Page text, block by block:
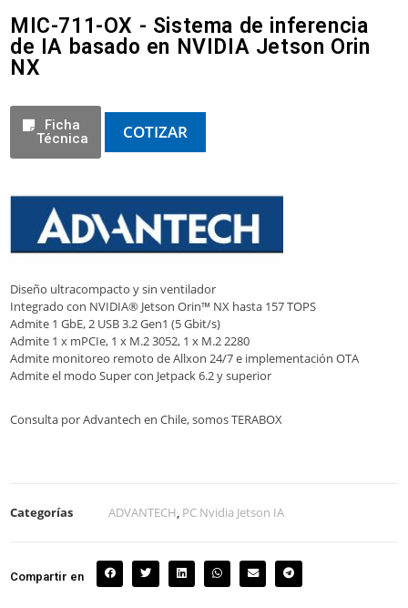
MIC-711-OX - Sistema de inferencia
de IA basado en NVIDIA Jetson Orin
NX
Ficha
Técnica
COTIZAR
Diseño ultracompacto y sin ventilador
Integrado con NVIDIA® Jetson Orin™ NX hasta 157 TOPS
Admite 1 GbE, 2 USB 3.2 Gen1 (5 Gbit/s)
Admite 1 x mPCIe, 1 x M.2 3052, 1 x M.2 2280
Admite monitoreo remoto de Allxon 24/7 e implementación OTA
Admite el modo Super con Jetpack 6.2 y superior
Consulta por Advantech en Chile, somos TERABOX
Categorías ADVANTECH, PC Nvidia Jetson IA
Compartir en